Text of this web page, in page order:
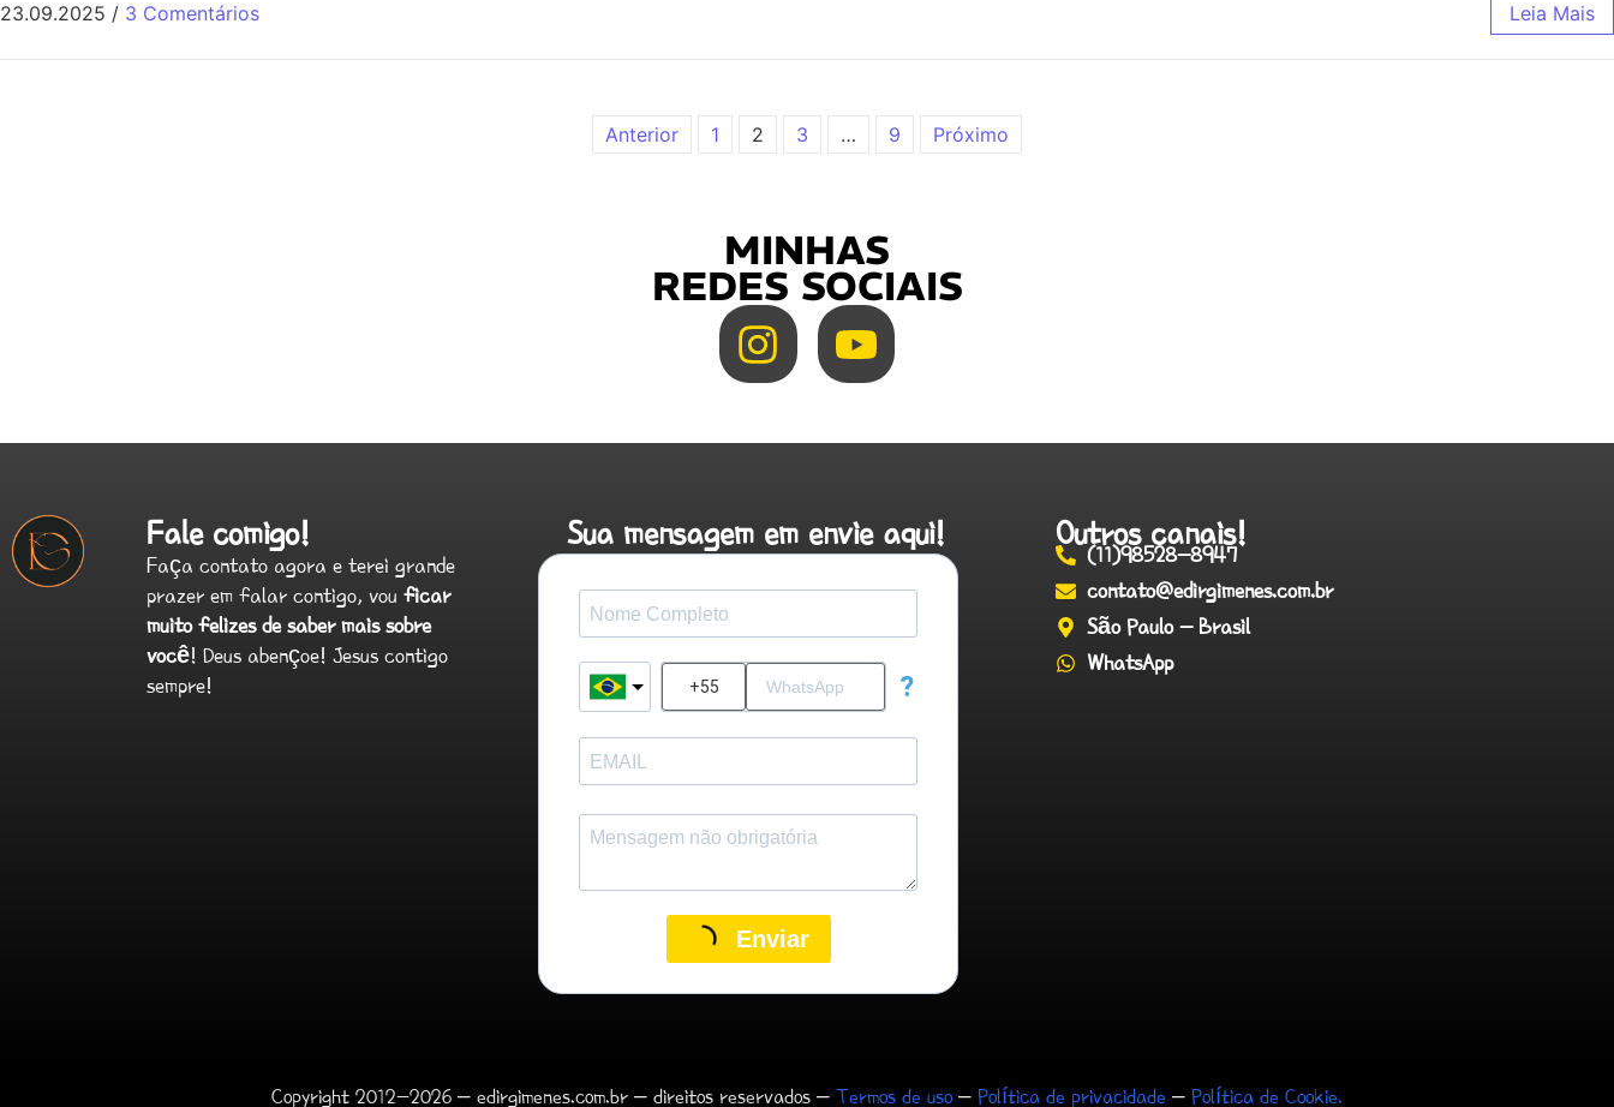
23.09.2025 / 3 Comentários Leia Mais
Anterior 1 2 3 … 9 Próximo
MINHAS
REDES SOCIAIS
Fale comigo!
Faça contato agora e terei grande
prazer em falar contigo, vou ficar
muito felizes de saber mais sobre
você! Deus abençoe! Jesus contigo
sempre!
Sua mensagem em envie aqui!
?
Enviar
Outros canais!
(11)98528-8947
contato@edirgimenes.com.br
São Paulo - Brasil
WhatsApp
Copyright 2012-2026 – edirgimenes.com.br – direitos reservados – Termos de uso – Política de privacidade – Política de Cookie.